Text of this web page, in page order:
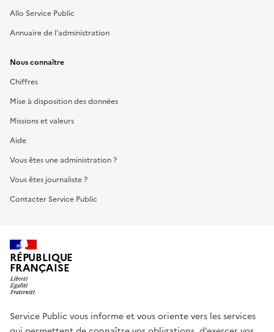
Allo Service Public
Annuaire de l'administration
Nous connaître
Chiffres
Mise à disposition des données
Missions et valeurs
Aide
Vous êtes une administration ?
Vous êtes journaliste ?
Contacter Service Public
RÉPUBLIQUE
FRANÇAISE
Service Public vous informe et vous oriente vers les services